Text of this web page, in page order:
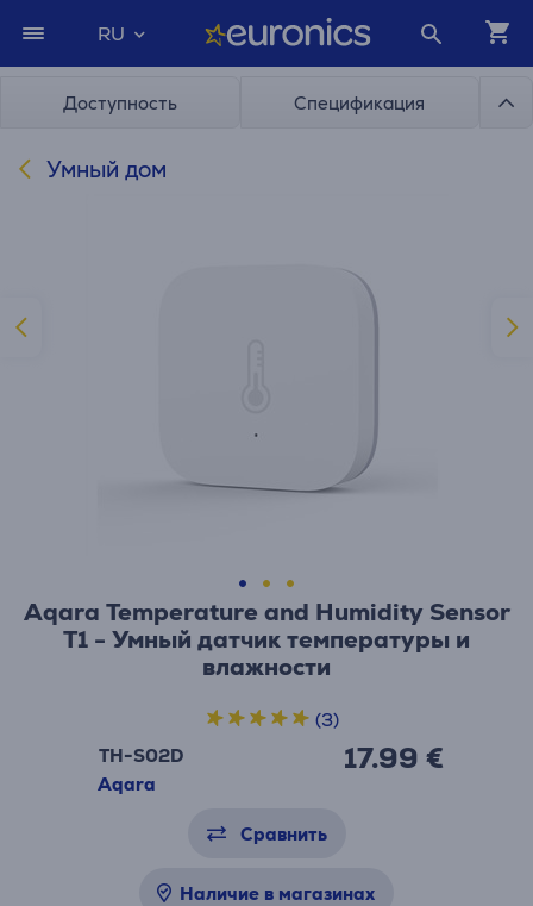
RU
Доступность Спецификация
Умный дом
Aqara Temperature and Humidity Sensor
T1 - Умный датчик температуры и
влажности
TH-S02D
Aqara
17.99 €
(3)
Сравнить
Наличие в магазинах